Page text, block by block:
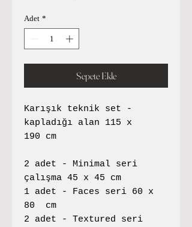
Adet *
Sepete Ekle
Karışık teknik set -
kapladığı alan 115 x
190 cm
2 adet - Minimal seri
çalışma 45 x 45 cm
1 adet - Faces seri 60 x
80 cm
2 adet - Textured seri